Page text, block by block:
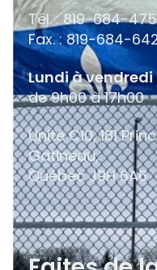
Tél. : 819-684-
Fax. : 819-684-
Lundi à vendredi
de 9h00 à 17h00
Unité C10, 181
Gatineau,
QuébecJ9H 6A6